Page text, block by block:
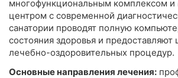
многофункциональным комплексом
центром с современной
санатории проводят полную
состояния здоровья и
лечебно-оздоровительных процедур.
Основные направления лечения: